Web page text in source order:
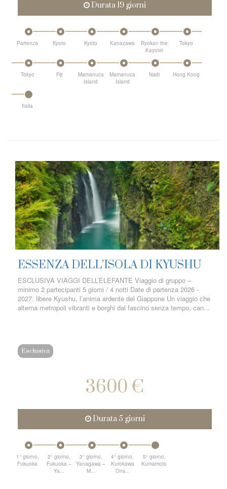
Durata 19 giorni
Partenza Kyoto Kyoto Kanazawa
Ryokan the
Kayotei
Tokyo
Tokyo Fiji
Mamanuca
Island
Mamanuca
Island
Nadi Hong Kong
Italia
ESSENZA DELL’ISOLA DI KYUSHU
ESCLUSIVA VIAGGI DELL’ELEFANTE Viaggio di gruppo –
minimo 2 partecipanti 5 giorni / 4 notti Date di partenza 2026 -
2027: libere Kyushu, l’anima ardente del Giappone Un viaggio che
alterna metropoli vibranti e borghi dal fascino senza tempo, can...
Esclusiva
3600 €
Durata 5 giorni
1° giorno,
Fukuoka
2° giorno,
Fukuoka –
Ya...
3° giorno,
Yanagawa –
M...
4° giorno,
Kurokawa
Ons...
5° giorno,
Kumamoto